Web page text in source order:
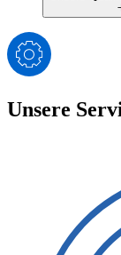
Unsere